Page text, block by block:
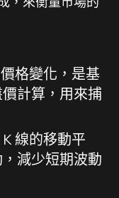
格變化，是基
計算，用來捕
線的移動平
減少短期波動